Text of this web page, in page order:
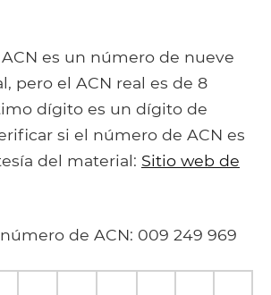
es un número de nueve
pero el ACN real es de 8
dígito es un dígito de
si el número de ACN es
del material: Sitio web de
de ACN: 009 249 969